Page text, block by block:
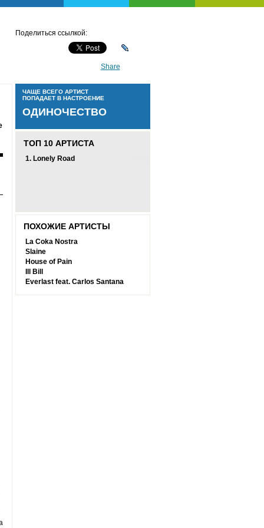
Поделиться ссылкой:
Share
ЧАЩЕ ВСЕГО АРТИСТ
ПОПАДАЕТ В НАСТРОЕНИЕ
ОДИНОЧЕСТВО
ТОП 10 АРТИСТА
1. Lonely Road
ПОХОЖИЕ АРТИСТЫ
La Coka Nostra
Slaine
House of Pain
Ill Bill
Everlast feat. Carlos Santana